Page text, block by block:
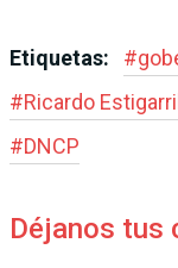
Etiquetas: #
#Ricardo
#DNCP
Déjanos tus